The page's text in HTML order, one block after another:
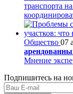
транспорта
Общество 07
Мнение
Подпишитесь на